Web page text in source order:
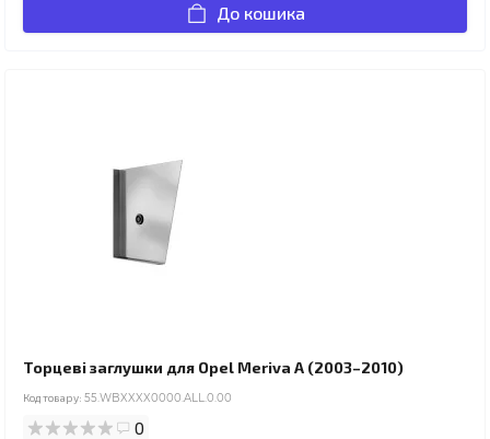
До кошика
Торцеві заглушки для Opel Meriva A (2003–2010)
Код товару: 55.WBXXXX0000.ALL.0.00
0